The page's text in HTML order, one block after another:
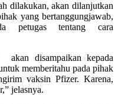
dilakukan, akan dilanjutkan
yang bertanggungjawab,
petugas tentang cara
akan disampaikan kepada
memberitahu pada pihak
vaksin Pfizer. Karena,
jelasnya.